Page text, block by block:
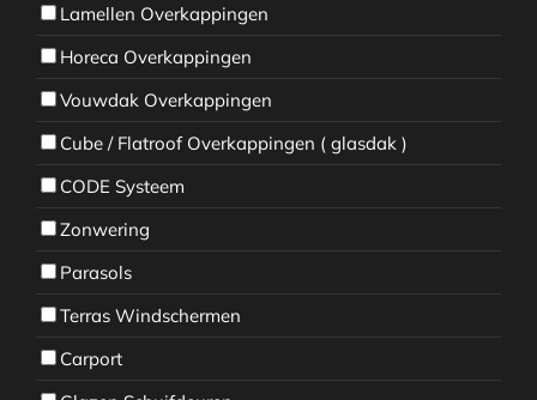
Lamellen Overkappingen
Horeca Overkappingen
Vouwdak Overkappingen
Cube / Flatroof Overkappingen ( glasdak )
CODE Systeem
Zonwering
Parasols
Terras Windschermen
Carport